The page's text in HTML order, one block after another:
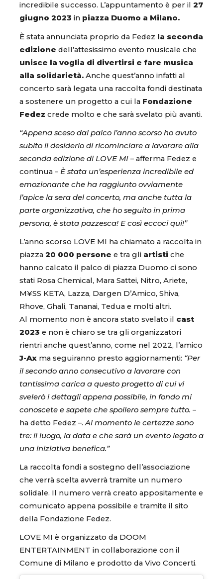
incredibile successo. L’appuntamento è per il 27
giugno 2023 in piazza Duomo a Milano.
È stata annunciata proprio da Fedez la seconda
edizione dell’attesissimo evento musicale che
unisce la voglia di divertirsi e fare musica
alla solidarietà. Anche quest’anno infatti al
concerto sarà legata una raccolta fondi destinata
a sostenere un progetto a cui la Fondazione
Fedez crede molto e che sarà svelato più avanti.
“Appena sceso dal palco l’anno scorso ho avuto
subito il desiderio di ricominciare a lavorare alla
seconda edizione di LOVE MI – afferma Fedez e
continua – È stata un’esperienza incredibile ed
emozionante che ha raggiunto ovviamente
l’apice la sera del concerto, ma anche tutta la
parte organizzativa, che ho seguito in prima
persona, è stata pazzesca! E così eccoci qui!”
L’anno scorso LOVE MI ha chiamato a raccolta in
piazza 20 000 persone e tra gli artisti che
hanno calcato il palco di piazza Duomo ci sono
stati Rosa Chemical, Mara Sattei, Nitro, Ariete,
M¥SS KETA, Lazza, Dargen D’Amico, Shiva,
Rhove, Ghali, Tananai, Tedua e molti altri.
Al momento non è ancora stato svelato il cast
2023 e non è chiaro se tra gli organizzatori
rientri anche quest’anno, come nel 2022, l’amico
J-Ax ma seguiranno presto aggiornamenti: “Per
il secondo anno consecutivo a lavorare con
tantissima carica a questo progetto di cui vi
svelerò i dettagli appena possibile, in fondo mi
conoscete e sapete che spoilero sempre tutto. –
ha detto Fedez –. Al momento le certezze sono
tre: il luogo, la data e che sarà un evento legato a
una iniziativa benefica.”
La raccolta fondi a sostegno dell’associazione
che verrà scelta avverrà tramite un numero
solidale. Il numero verrà creato appositamente e
comunicato appena possibile e tramite il sito
della Fondazione Fedez.
LOVE MI è organizzato da DOOM
ENTERTAINMENT in collaborazione con il
Comune di Milano e prodotto da Vivo Concerti.